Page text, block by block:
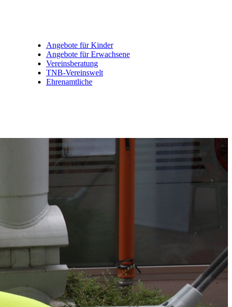
Angebote für Kinder
Angebote für Erwachsene
Vereinsberatung
TNB-Vereinswelt
Ehrenamtliche